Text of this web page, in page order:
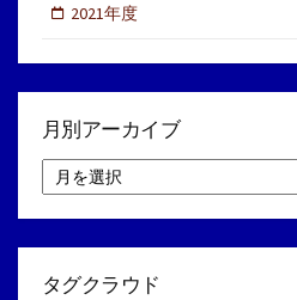
2021年度
月別アーカイブ
別
ア
イ
タグクラウド